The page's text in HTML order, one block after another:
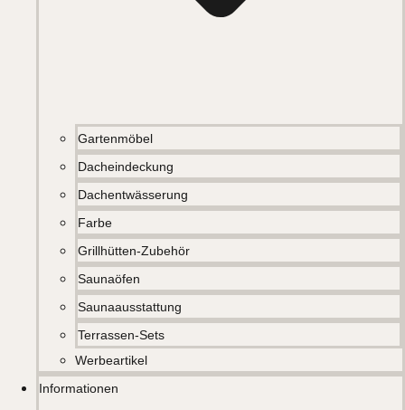
Gartenmöbel
Dacheindeckung
Dachentwässerung
Farbe
Grillhütten-Zubehör
Saunaöfen
Saunaausstattung
Terrassen-Sets
Werbeartikel
Informationen